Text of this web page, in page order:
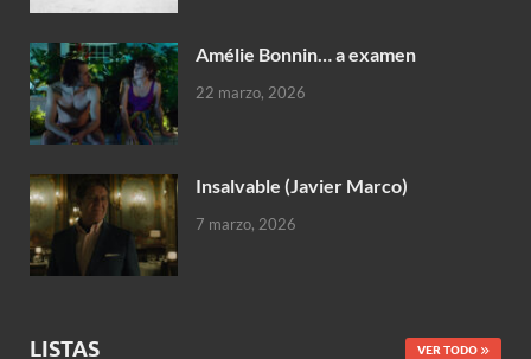
Amélie Bonnin… a examen
22 marzo, 2026
Insalvable (Javier Marco)
7 marzo, 2026
LISTAS VER TODO